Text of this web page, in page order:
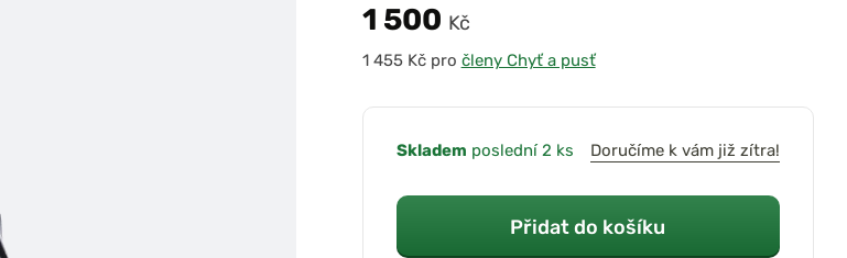
1 500 Kč
pro členy Chyť a pusť
Skladem poslední 2 ks Doručíme k vám již zítra!
Přidat do košíku